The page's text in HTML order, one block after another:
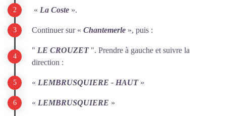
« La Coste ».
Continuer sur « Chantemerle », puis :
" LE CROUZET". Prendre à gauche et suivre la
direction :
« LEMBRUSQUIERE - HAUT»
« LEMBRUSQUIERE »